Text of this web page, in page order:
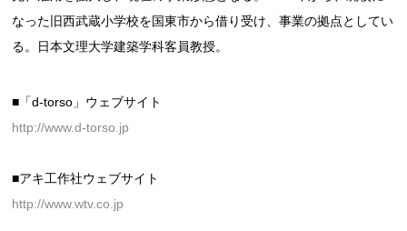
なった旧西武蔵小学校を国東市から借り受け、事業の拠点としてい
る。日本文理大学建築学科客員教授。
■「d-torso」ウェブサイト
http://www.d-torso.jp
■アキ工作社ウェブサイト
http://www.wtv.co.jp